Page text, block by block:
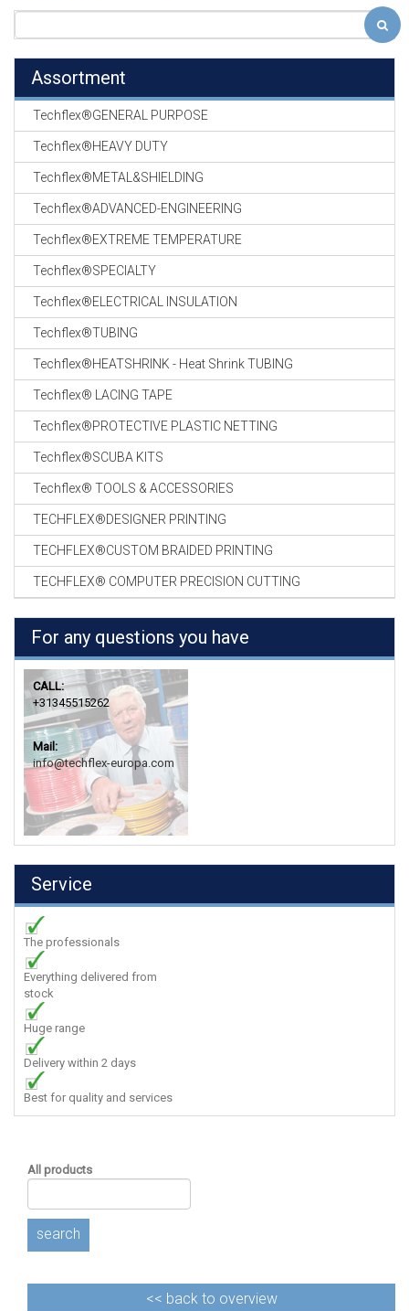
Assortment
Techflex®GENERAL PURPOSE
Techflex®HEAVY DUTY
Techflex®METAL&SHIELDING
Techflex®ADVANCED-ENGINEERING
Techflex®EXTREME TEMPERATURE
Techflex®SPECIALTY
Techflex®ELECTRICAL INSULATION
Techflex®TUBING
Techflex®HEATSHRINK - Heat Shrink TUBING
Techflex® LACING TAPE
Techflex®PROTECTIVE PLASTIC NETTING
Techflex®SCUBA KITS
Techflex® TOOLS & ACCESSORIES
TECHFLEX®DESIGNER PRINTING
TECHFLEX®CUSTOM BRAIDED PRINTING
TECHFLEX® COMPUTER PRECISION CUTTING
For any questions you have
CALL:
+31345515262
Mail:
info@techflex-europa.com
Service
The professionals
Everything delivered from
stock
Huge range
Delivery within 2 days
Best for quality and services
All products
search
<< back to overview